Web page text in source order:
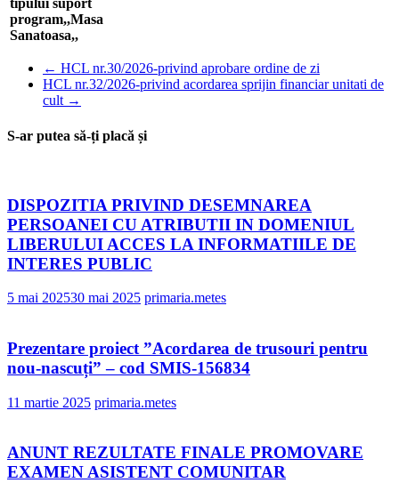
tipului suport
program,,Masa
Sanatoasa,,
← HCL nr.30/2026-privind aprobare ordine de zi
HCL nr.32/2026-privind acordarea sprijin financiar unitati de
cult →
S-ar putea să-ți placă și
DISPOZITIA PRIVIND DESEMNAREA
PERSOANEI CU ATRIBUTII IN DOMENIUL
LIBERULUI ACCES LA INFORMATIILE DE
INTERES PUBLIC
5 mai 202530 mai 2025 primaria.metes
Prezentare proiect ”Acordarea de trusouri pentru
nou-nascuți” – cod SMIS-156834
11 martie 2025 primaria.metes
ANUNT REZULTATE FINALE PROMOVARE
EXAMEN ASISTENT COMUNITAR